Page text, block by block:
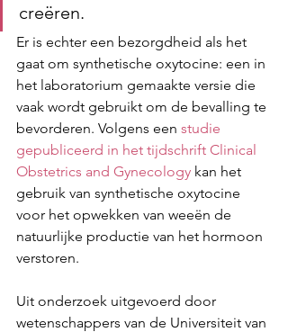
creëren.
Er is echter een bezorgdheid als het
gaat om synthetische oxytocine: een in
het laboratorium gemaakte versie die
vaak wordt gebruikt om de bevalling te
bevorderen. Volgens een studie
gepubliceerd in het tijdschrift Clinical
Obstetrics and Gynecology kan het
gebruik van synthetische oxytocine
voor het opwekken van weeën de
natuurlijke productie van het hormoon
verstoren.
Uit onderzoek uitgevoerd door
wetenschappers van de Universiteit van